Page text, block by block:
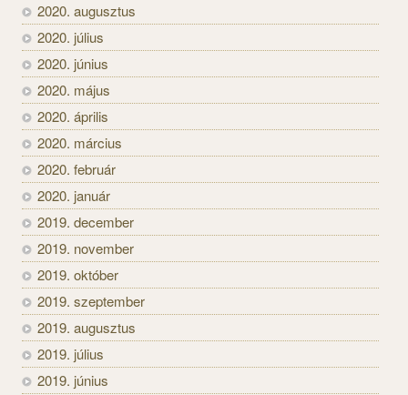
2020. augusztus
2020. július
2020. június
2020. május
2020. április
2020. március
2020. február
2020. január
2019. december
2019. november
2019. október
2019. szeptember
2019. augusztus
2019. július
2019. június